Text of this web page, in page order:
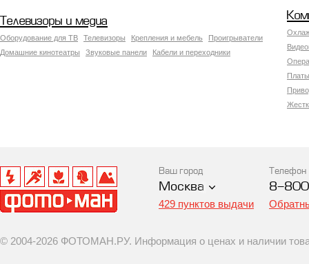
Телевизоры и медиа
Оборудование для ТВ Телевизоры Крепления и мебель
Проигрыватели
Домашние кинотеатры
Звуковые панели Кабели и переходники
Ваш город
Москва
429 пунктов выдачи
Телефон
8-
© 2004-2026 ФОТОМАН.РУ. Информация о ценах и наличии